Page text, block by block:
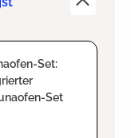
Set:
Set